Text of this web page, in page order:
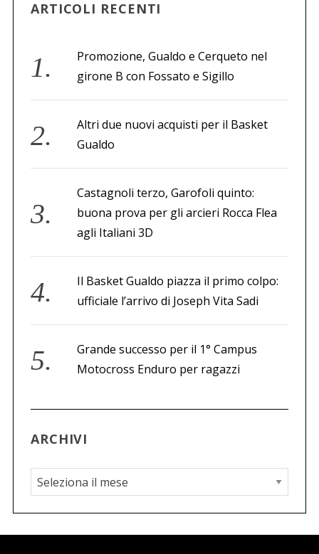
ARTICOLI RECENTI
Promozione, Gualdo e Cerqueto nel
girone B con Fossato e Sigillo
Altri due nuovi acquisti per il Basket
Gualdo
Castagnoli terzo, Garofoli quinto:
buona prova per gli arcieri Rocca Flea
agli Italiani 3D
Il Basket Gualdo piazza il primo colpo:
ufficiale l’arrivo di Joseph Vita Sadi
Grande successo per il 1° Campus
Motocross Enduro per ragazzi
ARCHIVI
A
r
c
h